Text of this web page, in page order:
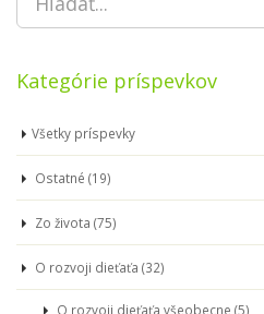
Kategórie príspevkov
Všetky príspevky
Ostatné (19)
Zo života (75)
O rozvoji dieťaťa (32)
O rozvoji dieťaťa všeobecne (5)